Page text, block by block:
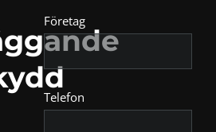
Företag
Telefon